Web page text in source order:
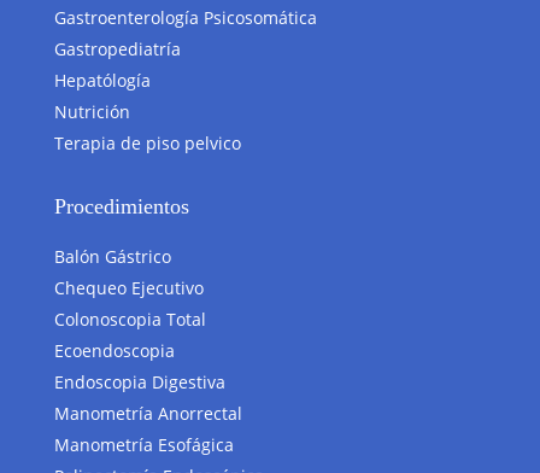
Gastroenterología Psicosomática
Gastropediatría
Hepatólogía
Nutrición
Terapia de piso pelvico
Procedimientos
Balón Gástrico
Chequeo Ejecutivo
Colonoscopia Total
Ecoendoscopia
Endoscopia Digestiva
Manometría Anorrectal
Manometría Esofágica